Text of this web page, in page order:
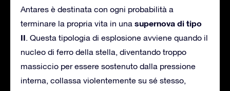
Antares è destinata con ogni probabilità a
terminare la propria vita in una supernova di tipo
II. Questa tipologia di esplosione avviene quando il
nucleo di ferro della stella, diventando troppo
massiccio per essere sostenuto dalla pressione
interna, collassa violentemente su sé stesso,